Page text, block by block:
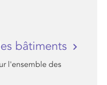
bâtiments
l'ensemble des